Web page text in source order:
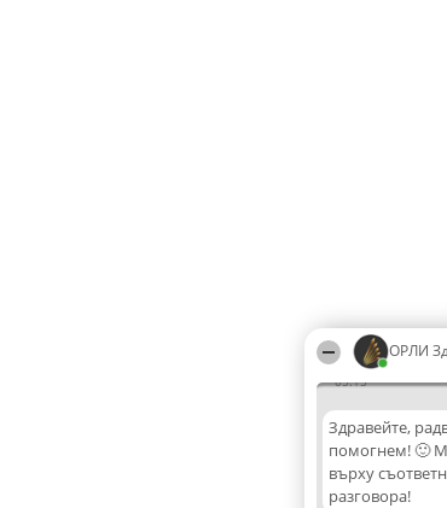
ОРЛИ
05:15
Здравейте,
помогнем! 🙂
върху
разговора!